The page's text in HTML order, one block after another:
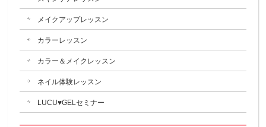
メイクアップレッスン
カラーレッスン
カラー＆メイクレッスン
ネイル体験レッスン
LUCU♥GELセミナー